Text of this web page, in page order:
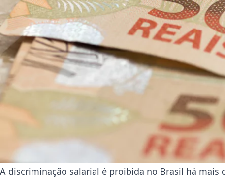
A discriminação salarial é proibida no Brasil há mais